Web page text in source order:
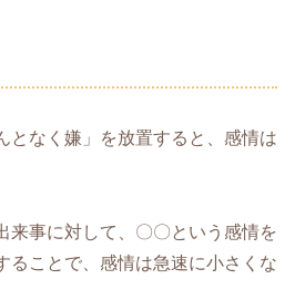
となく嫌」を放置すると、感情は
来事に対して、〇〇という感情を
ることで、感情は急速に小さくな